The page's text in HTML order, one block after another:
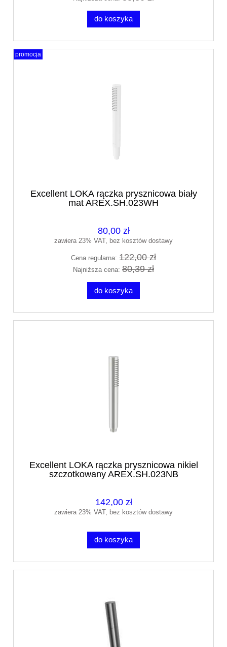
do koszyka
Excellent LOKA rączka prysznicowa biały
mat AREX.SH.023WH
80,00 zł
zawiera 23% VAT, bez kosztów dostawy
Cena regularna: 122,00 zł
Najniższa cena: 80,39 zł
do koszyka
promocja
Excellent LOKA rączka prysznicowa nikiel
szczotkowany AREX.SH.023NB
142,00 zł
zawiera 23% VAT, bez kosztów dostawy
do koszyka